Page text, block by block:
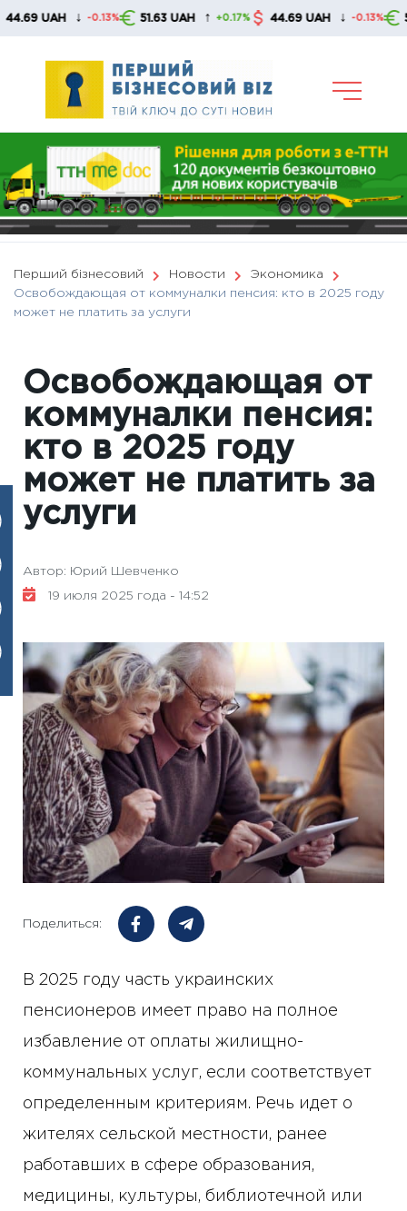
Skip
↓ -0.13% 51.63 UAH ↑ +0.17% 44.69 UAH ↓ -0.13% 51.63
Перший бізнесовий Новости
Экономика
Освобождающая от коммуналки пенсия: кто в 2025 году
может не платить за услуги
Освобождающая от
коммуналки пенсия:
кто в 2025 году
может не платить за
услуги
Автор: Юрий Шевченко
19 июля 2025 года - 14:52
Поделиться:
В 2025 году часть украинских
пенсионеров имеет право на полное
избавление от оплаты жилищно-
коммунальных услуг, если соответствует
определенным критериям. Речь идет о
жителях сельской местности, ранее
работавших в сфере образования,
медицины, культуры, библиотечной или